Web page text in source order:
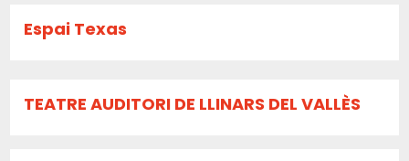
Espai Texas
TEATRE AUDITORI DE LLINARS DEL VALLÈS